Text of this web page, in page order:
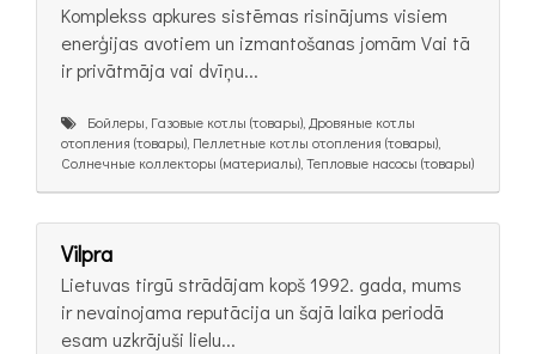
Komplekss apkures sistēmas risinājums visiem
enerģijas avotiem un izmantošanas jomām Vai tā
ir privātmāja vai dvīņu...
Бойлеры, Газовые котлы (товары), Дровяные котлы
отопления (товары), Пеллетные котлы отопления (товары),
Солнечные коллекторы (материалы), Тепловые насосы (товары)
Vilpra
Lietuvas tirgū strādājam kopš 1992. gada, mums
ir nevainojama reputācija un šajā laika periodā
esam uzkrājuši lielu...